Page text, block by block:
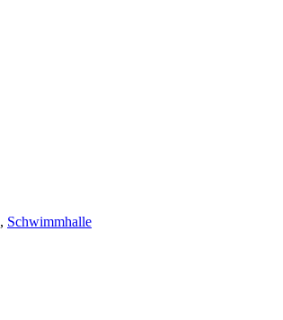
, Schwimmhalle